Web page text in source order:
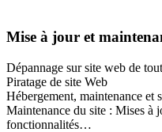
Mise à jour et
Dépannage sur site web de
Piratage de site Web
Hébergement, maintenance et
Maintenance du site : Mises à
fonctionnalités…